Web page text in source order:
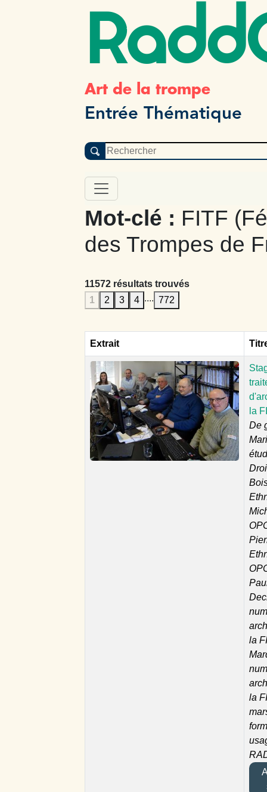
Art de la trompe
Entrée Thématique
Mot-clé : FITF
des Trompes de
11572 résultats trouvés
1
2 3 4 .... 772
Extrait
la
De
la
la